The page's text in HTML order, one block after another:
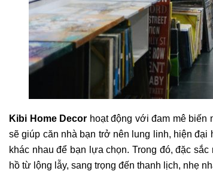
Kibi Home Decor hoạt động với đam mê
sẽ giúp căn nhà bạn trở nên lung linh, hiện đại
khác nhau để bạn lựa chọn. Trong đó, đặc
hồ từ lộng lẫy, sang trọng đến thanh lịch, nhẹ